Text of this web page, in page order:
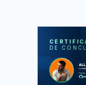
DE